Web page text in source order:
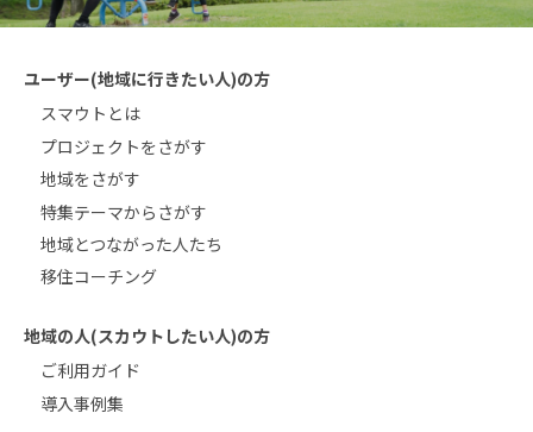
ユーザー(地域に行きたい人)の方
スマウトとは
プロジェクトをさがす
地域をさがす
特集テーマからさがす
地域とつながった人たち
移住コーチング
地域の人(スカウトしたい人)の方
ご利用ガイド
導入事例集